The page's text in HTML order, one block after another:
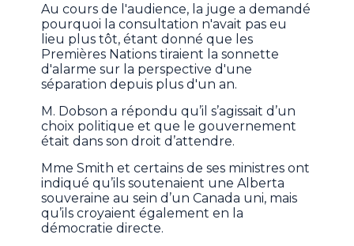
Au cours de l'audience, la juge a demandé
pourquoi la consultation n'avait pas eu
lieu plus tôt, étant donné que les
Premières Nations tiraient la sonnette
d'alarme sur la perspective d'une
séparation depuis plus d'un an.
M. Dobson a répondu qu’il s’agissait d’un
choix politique et que le gouvernement
était dans son droit d’attendre.
Mme Smith et certains de ses ministres ont
indiqué qu’ils soutenaient une Alberta
souveraine au sein d’un Canada uni, mais
qu’ils croyaient également en la
démocratie directe.